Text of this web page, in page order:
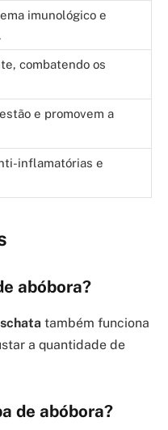
imunológico e
combatendo os
e promovem a
inflamatórias e
abóbora?
também funciona
a quantidade de
de abóbora?